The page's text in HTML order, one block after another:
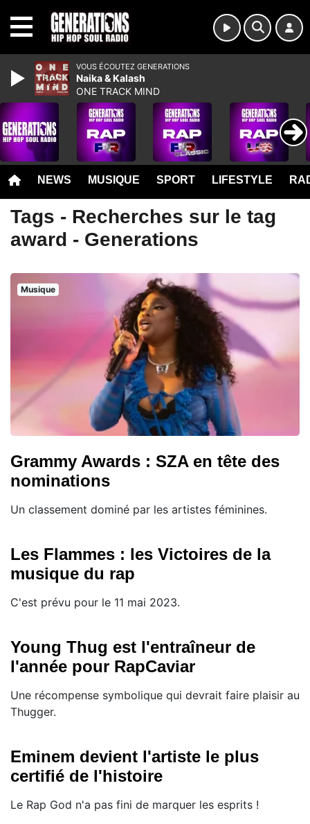
NEWS MUSIQUE SPORT LIFESTYLE
Tags - Recherches sur le tag
award - Generations
Musique
Grammy Awards : SZA en tête des
nominations
Un classement dominé par les artistes féminines.
Les Flammes : les Victoires de la
musique du rap
C'est prévu pour le 11 mai 2023.
Young Thug est l'entraîneur de
l'année pour RapCaviar
Une récompense symbolique qui devrait faire plaisir au
Thugger.
Eminem devient l'artiste le plus
certifié de l'histoire
Le Rap God n'a pas fini de marquer les esprits !
VOUS ÉCOUTEZ GENERATIONS
Naika & Kalash
ONE TRACK MIND